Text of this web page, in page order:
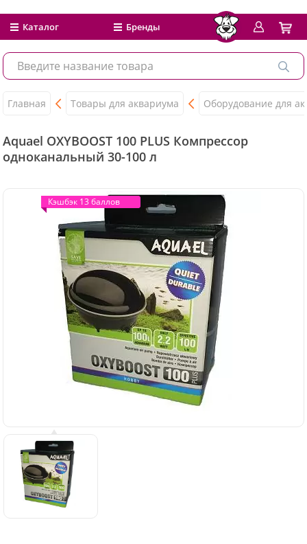
Каталог Бренды
Главная Товары для аквариума Оборудование для
Aquael OXYBOOST 100 PLUS Компрессор
одноканальный 30-100 л
Кэшбэк 13 баллов
Кэшбэк 13 баллов